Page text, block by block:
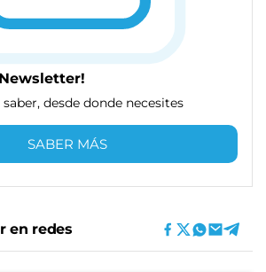
desde donde necesites
SABER MÁS
en redes